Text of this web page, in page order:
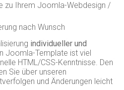
zu Ihrem Joomla-Webdesign /
nach Wunsch
individueller und
Joomla-Template ist viel
HTML/CSS-Kenntnisse. Den
Sie über unseren
und Änderungen leicht